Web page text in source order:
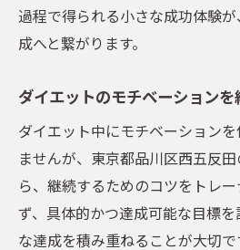
過程で得られる小さな成功体験
成へと繋がります。
ダイエットのモチベーション
ダイエット中にモチベーション
ませんが、東京都品川区西五反
ら、継続するためのコツをトレ
ず、具体的かつ達成可能な目標
な達成を積み重ねることが大切